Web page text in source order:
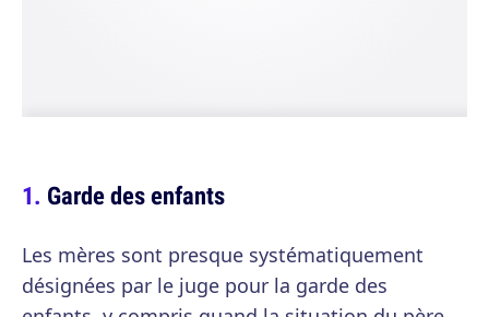
Garde des enfants
Les mères sont presque systématiquement
désignées par le juge pour la garde des